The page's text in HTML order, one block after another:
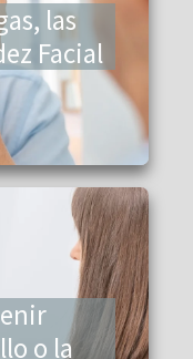
las
Facial
o la